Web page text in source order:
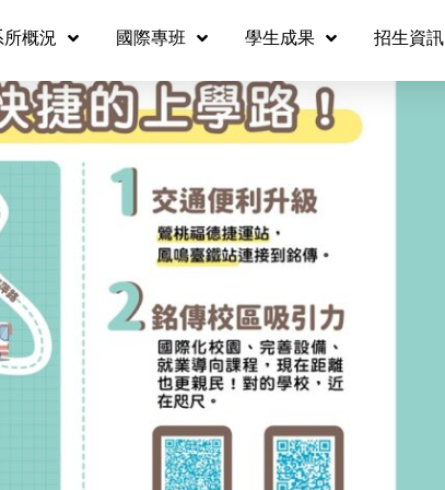
所概況 國際專班 學生成果 招生資訊